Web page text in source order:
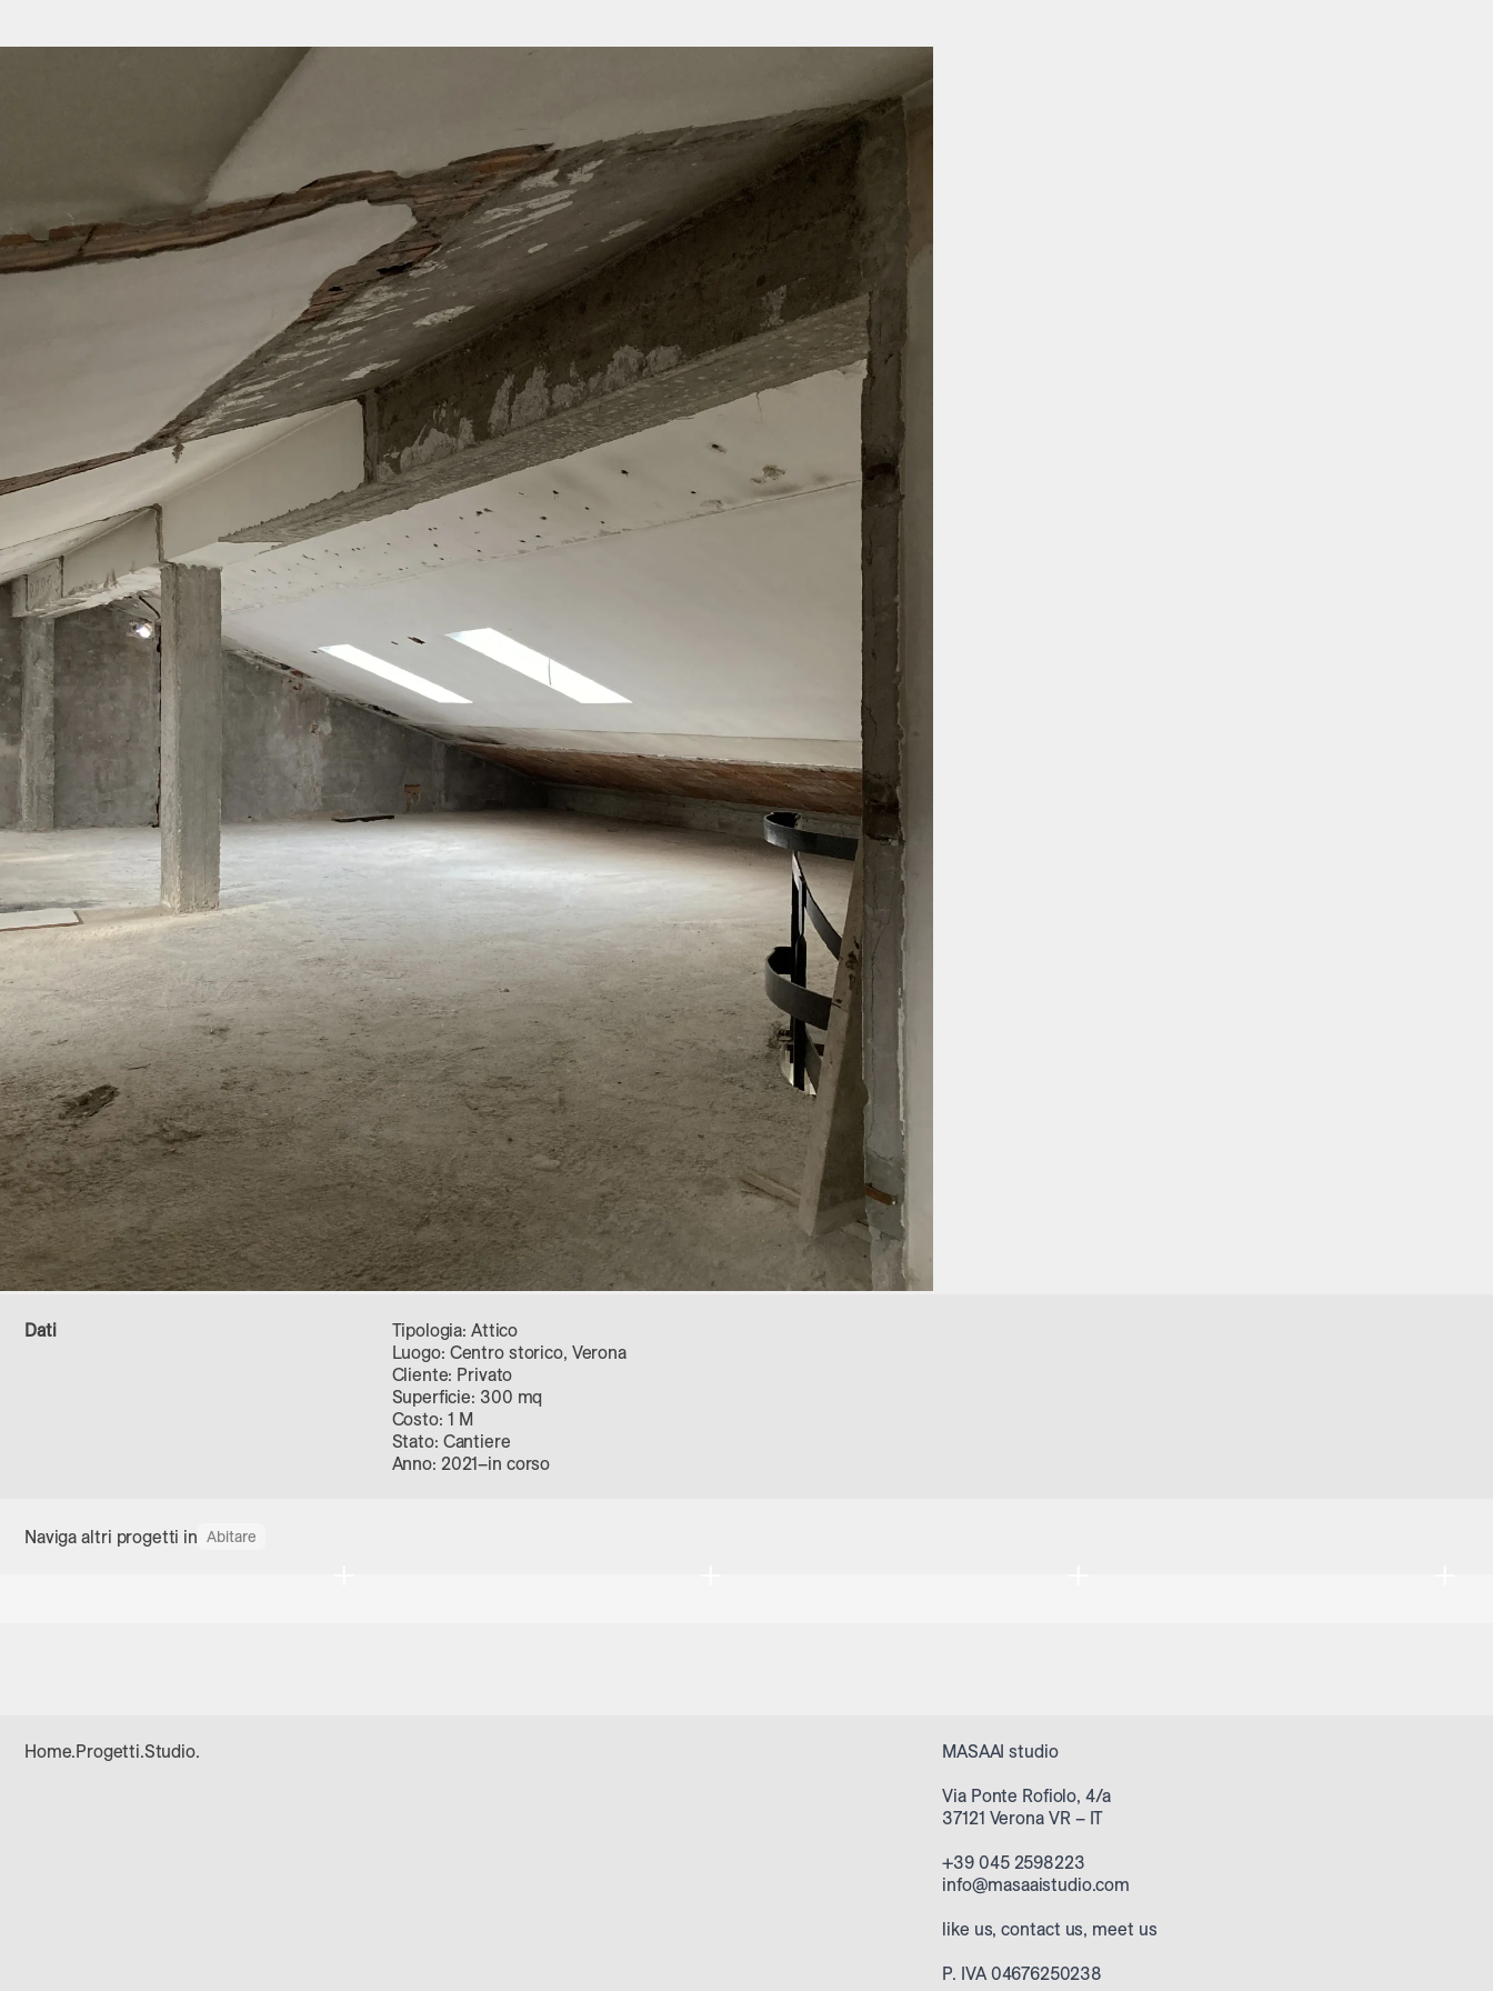
Dati
Tipologia: Attico
Luogo: Centro storico, Verona
Cliente: Privato
Superficie: 300 mq
Costo: 1 M
Stato: Cantiere
Anno: 2021–in corso
Naviga altri progetti in Abitare
Home.Progetti.Studio.
MASAAI studio
Via Ponte Rofiolo, 4/a
37121 Verona VR – IT
+39 045 2598223
info@masaaistudio.com
like us, contact us, meet us
P. IVA 04676250238